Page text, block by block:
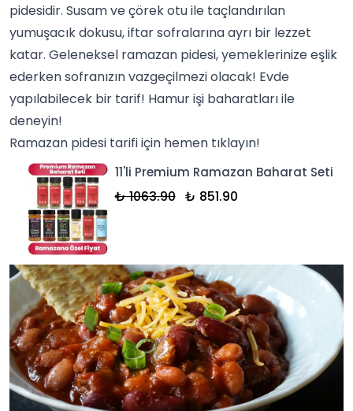
pidesidir. Susamveçörek otuile taçlandırılan
yumuşacık dokusu, iftar sofralarına ayrı bir lezzet
katar. Geleneksel ramazan pidesi, yemeklerinize eşlik
ederken sofranızın vazgeçilmezi olacak! Evde
yapılabilecek bir tarif! Hamur işi baharatlarıile
deneyin!
Ramazan pidesi tarifiiçin hemen tıklayın!
11'li Premium Ramazan Baharat Seti
₺ 1063.90 ₺ 851.90